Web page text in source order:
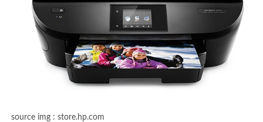
source img : store.hp.com